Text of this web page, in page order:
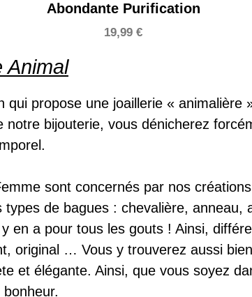
Abondante Purification
19,99€
Animal
qui propose une joaillerie « animalière
bijouterie, vous dénicherez
sont concernés par nos
types de bagues : chevalière,
en a pour tous les gouts ! Ainsi,
original … Vous y trouverez aussi
et élégante. Ainsi, que vous soyez